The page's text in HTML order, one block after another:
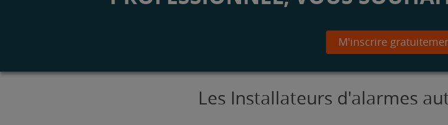
M'inscrire
Les Installateurs d'alarmes